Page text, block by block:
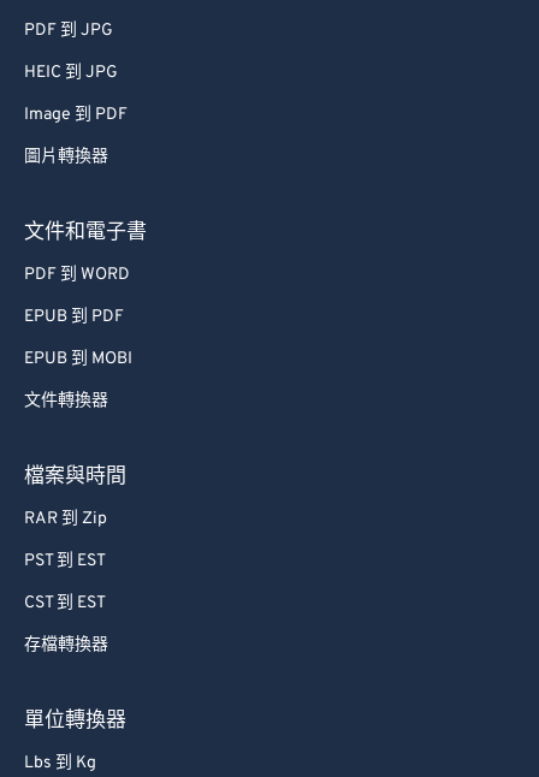
PDF 到 JPG
HEIC 到 JPG
Image 到 PDF
圖片轉換器
文件和電子書
PDF 到 WORD
EPUB 到 PDF
EPUB 到 MOBI
文件轉換器
檔案與時間
RAR 到 Zip
PST 到 EST
CST 到 EST
存檔轉換器
單位轉換器
Lbs 到 Kg